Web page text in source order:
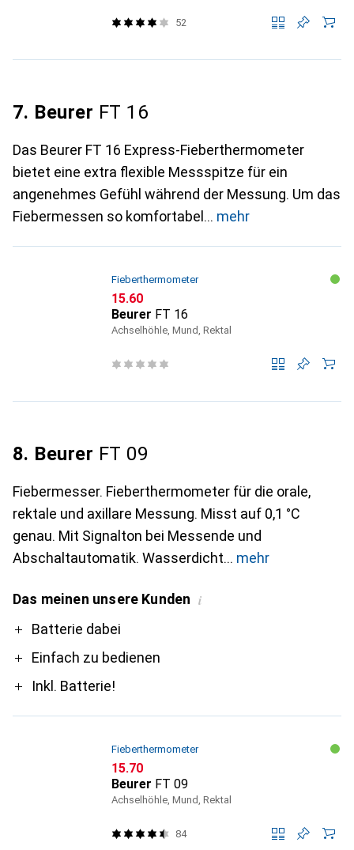
52
7. Beurer FT 16
Das Beurer FT 16 Express-Fieberthermometer
bietet eine extra flexible Messspitze für ein
angenehmes Gefühl während der Messung. Um das
Fiebermessen so komfortabel
mehr
Fieberthermometer
CHF
15.60
Beurer FT 16
Achselhöhle, Mund, Rektal
8. Beurer FT 09
Fiebermesser. Fieberthermometer für die orale,
rektale und axillare Messung. Misst auf 0,1 °C
genau. Mit Signalton bei Messende und
Abschaltautomatik. Wasserdicht
mehr
Das meinen unsere Kunden i
ProBatterie dabei
Einfach zu bedienen
Inkl. Batterie!
Fieberthermometer
CHF
15.70
Beurer FT 09
Achselhöhle, Mund, Rektal
84